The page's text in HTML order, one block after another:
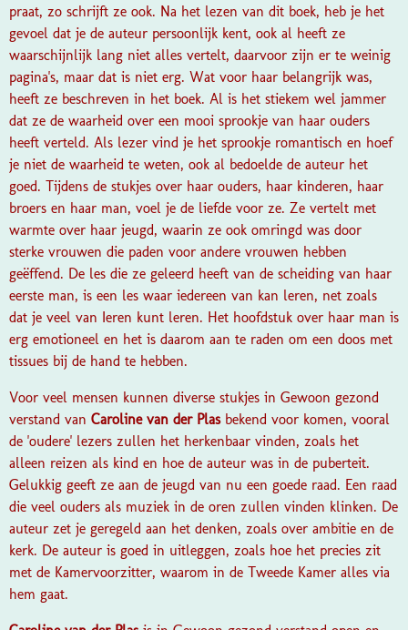
praat, zo schrijft ze ook. Na het lezen van dit boek, heb je het
gevoel dat je de auteur persoonlijk kent, ook al heeft ze
waarschijnlijk lang niet alles vertelt, daarvoor zijn er te weinig
pagina's, maar dat is niet erg. Wat voor haar belangrijk was,
heeft ze beschreven in het boek. Al is het stiekem wel jammer
dat ze de waarheid over een mooi sprookje van haar ouders
heeft verteld. Als lezer vind je het sprookje romantisch en hoef
je niet de waarheid te weten, ook al bedoelde de auteur het
goed. Tijdens de stukjes over haar ouders, haar kinderen, haar
broers en haar man, voel je de liefde voor ze. Ze vertelt met
warmte over haar jeugd, waarin ze ook omringd was door
sterke vrouwen die paden voor andere vrouwen hebben
geëffend. De les die ze geleerd heeft van de scheiding van haar
eerste man, is een les waar iedereen van kan leren, net zoals
dat je veel van Ieren kunt leren. Het hoofdstuk over haar man is
erg emotioneel en het is daarom aan te raden om een doos met
tissues bij de hand te hebben.
Voor veel mensen kunnen diverse stukjes in Gewoon gezond
verstand van Caroline van der Plas bekend voor komen, vooral
de 'oudere' lezers zullen het herkenbaar vinden, zoals het
alleen reizen als kind en hoe de auteur was in de puberteit.
Gelukkig geeft ze aan de jeugd van nu een goede raad. Een raad
die veel ouders als muziek in de oren zullen vinden klinken. De
auteur zet je geregeld aan het denken, zoals over ambitie en de
kerk. De auteur is goed in uitleggen, zoals hoe het precies zit
met de Kamervoorzitter, waarom in de Tweede Kamer alles via
hem gaat.